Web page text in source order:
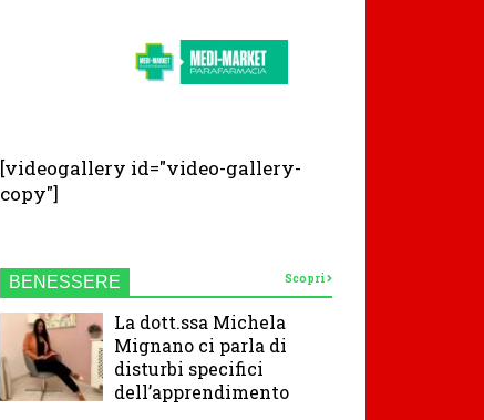
[videogallery id="video-gallery-
copy"]
BENESSERE Scopri
La dott.ssa Michela
Mignano ci parla di
disturbi specifici
dell’apprendimento